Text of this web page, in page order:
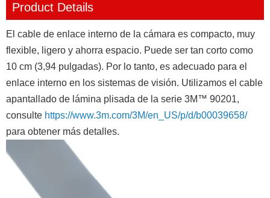
Product Details
El cable de enlace interno de la cámara es compacto, muy
flexible, ligero y ahorra espacio. Puede ser tan corto como
10 cm (3,94 pulgadas). Por lo tanto, es adecuado para el
enlace interno en los sistemas de visión. Utilizamos el cable
apantallado de lámina plisada de la serie 3M™ 90201,
consulte https://www.3m.com/3M/en_US/p/d/b00039658/
para obtener más detalles.